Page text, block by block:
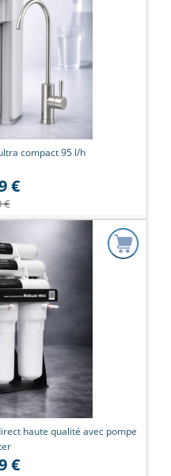
compact 95 l/h
€
€
haute qualité avec pompe
€